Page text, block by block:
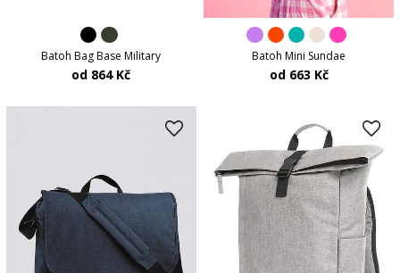
Batoh Bag Base Military
od 864 Kč
Batoh Mini Sundae
od 663 Kč